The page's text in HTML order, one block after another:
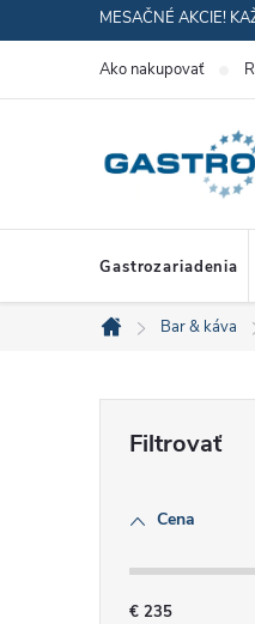
na
MESAČNÉ AKCIE!
Ako nakupovať
Gastrozariadenia
Domov
Bar & káva
Cena
€ 235